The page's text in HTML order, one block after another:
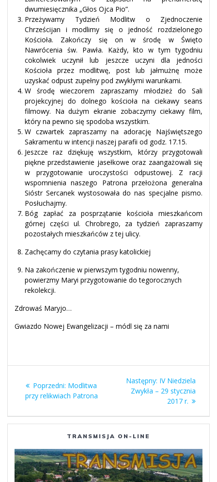
dwumiesięcznika „Głos Ojca Pio”.
Przeżywamy Tydzień Modlitw o Zjednoczenie
Chrześcijan i modlimy się o jedność rozdzielonego
Kościoła. Zakończy się on w środę w Święto
Nawrócenia św. Pawła. Każdy, kto w tym tygodniu
cokolwiek uczynił lub jeszcze uczyni dla jedności
Kościoła przez modlitwę, post lub jałmużnę może
uzyskać odpust zupełny pod zwykłymi warunkami.
W środę wieczorem zapraszamy młodzież do Sali
projekcyjnej do dolnego kościoła na ciekawy seans
filmowy. Na dużym ekranie zobaczymy ciekawy film,
który na pewno się spodoba wszystkim.
W czwartek zapraszamy na adorację Najświętszego
Sakramentu w intencji naszej parafii od godz. 17.15.
Jeszcze raz dziękuję wszystkim, którzy przygotowali
piękne przedstawienie jasełkowe oraz zaangażowali się
w przygotowanie uroczystości odpustowej. Z racji
wspomnienia naszego Patrona przełożona generalna
Sióstr Sercanek wystosowała do nas specjalne pismo.
Posłuchajmy.
Bóg zapłać za posprzątanie kościoła mieszkańcom
górnej części ul. Chrobrego, za tydzień zapraszamy
pozostałych mieszkańców z tej ulicy.
Zachęcamy do czytania prasy katolickiej
Na zakończenie w pierwszym tygodniu nowenny,
powierzmy Maryi przygotowanie do tegorocznych
rekolekcji.
Zdrowaś Maryjo…
Gwiazdo Nowej Ewangelizacji – módl się za nami
wpisu
Poprzedni: Poprzedni
wpis:
Modlitwa
przy relikwiach Patrona
Następny: Następny
wpis:
IV Niedziela
Zwykła – 29 stycznia
2017 r.
TRANSMISJA ON-LINE